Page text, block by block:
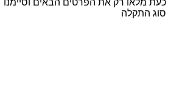
כעת מלאו רק את הפרטים הבאים וסיימנו
סוג התקלה